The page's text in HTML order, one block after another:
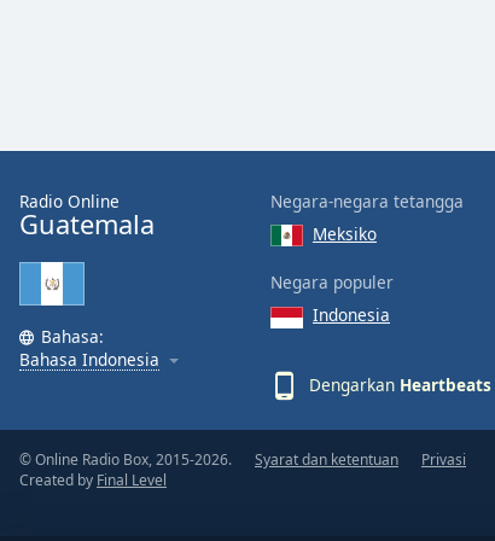
window.
Beginning
Escape
will
cancel
Radio Online
Guatemala
Bahasa:
Bahasa Indonesia
Negara-negara tetangga
Meksiko
Negara populer
Indonesia
Dengarkan Heartbeats
© Online Radio Box, 2015-2026.
Created by Final Level
Syarat dan ketentuan Privasi